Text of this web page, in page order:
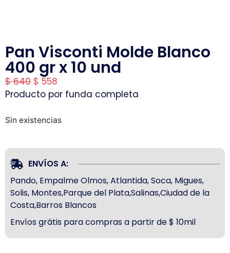
Pan Visconti Molde Blanco
400 gr x 10 und
$640 $ 558
Producto por funda completa
Sin existencias
ENVÍOS A:
Pando, Empalme Olmos, Atlantida, Soca, Migues,
Solis, Montes,Parque del Plata,Salinas,Ciudad de la
Costa,Barros Blancos
Envíos grátis para compras a partir de $ 10mil